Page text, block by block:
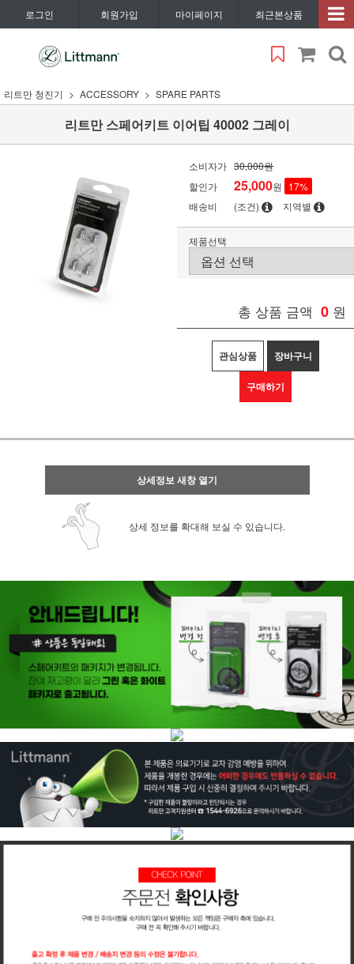
로그인 회원가입 마이페이지 최근본상품
리트만 청진기 ACCESSORY SPARE PARTS
리트만 스페어키트 이어팁 40002 그레이
소비자가 30,000원
할인가
25,000원 17%
배송비
(조건) 지역별
제품선택
총 상품 금액 0 원
관심상품 장바구니
구매하기
상세정보 새창 열기
상세 정보를 확대해 보실 수 있습니다.